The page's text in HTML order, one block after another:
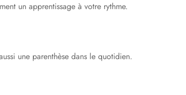
un apprentissage à votre rythme.
une parenthèse dans le quotidien.